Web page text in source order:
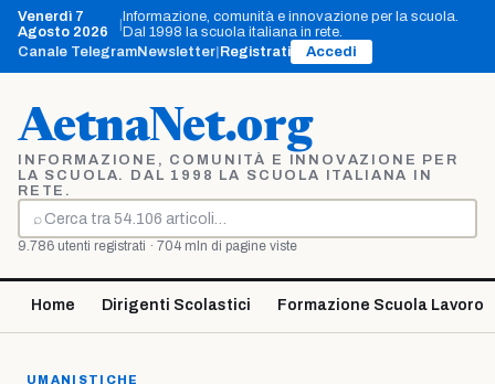
Vai
contenuto
Venerdì 7
Agosto 2026
Informazione, comunità e innovazione per la scuola.
Dal 1998 la scuola italiana in rete.
Canale TelegramNewsletter Registrati Accedi
AetnaNet.org
INFORMAZIONE, COMUNITÀ E INNOVAZIONE PER
LA SCUOLA. DAL 1998 LA SCUOLA ITALIANA IN
RETE.
⌕
Cerca
9.786 utenti registrati · 704 mln di pagine viste
Home Dirigenti Scolastici Formazione Scuola Lavoro
UMANISTICHE